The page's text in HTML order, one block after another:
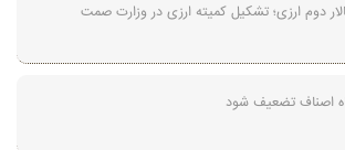
تالار دوم ارزی؛ تشکیل کمیته ارزی در وزارت صمت
اصناف تضعیف شود